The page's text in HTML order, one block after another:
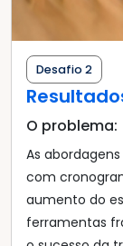
Desafio 2
O problema:
As
com
aumento do
ferramentas